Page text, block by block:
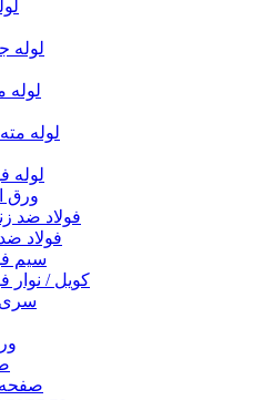
لوله
لوله
لوله
ورق
فولاد ضد
فولاد
سیم
کویل / نوار
سری